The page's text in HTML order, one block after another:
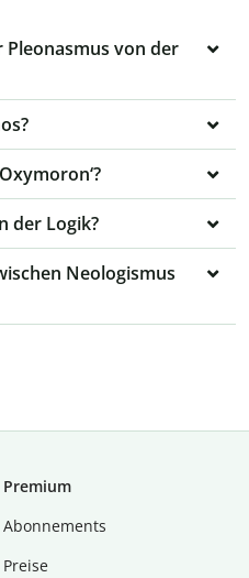
von der
der Logik?
Neologismus
Premium
Abon­ne­ments
Preise